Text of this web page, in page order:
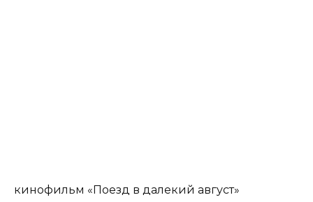
кинофильм «Поезд в далекий август»